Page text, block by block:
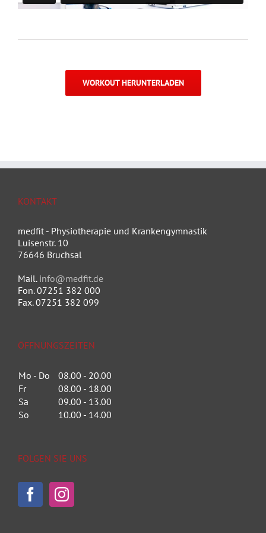
WORKOUT HERUNTERLADEN
KONTAKT
medfit - Physiotherapie und Krankengymnastik
Luisenstr. 10
76646 Bruchsal
Mail. info@medfit.de
Fon. 07251 382 000
Fax. 07251 382 099
ÖFFNUNGSZEITEN
Mo - Do 08.00 - 20.00
Fr
08.00 - 18.00
Sa
09.00 - 13.00
So
10.00 - 14.00
FOLGEN SIE UNS